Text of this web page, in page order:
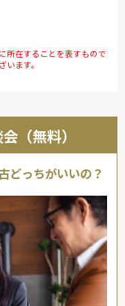
所在することを表すもので
ます。
（無料）
どっちがいいの？